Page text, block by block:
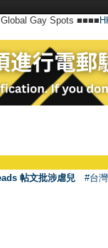
Gay Spots ■■■■
帖文批涉虐兒 #台